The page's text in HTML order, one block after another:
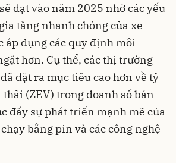
đạt vào năm 2025 nhờ các yếu
tăng nhanh chóng của xe
áp dụng các quy định môi
hơn. Cụ thể, các thị trường
đặt ra mục tiêu cao hơn về tỷ
(ZEV) trong doanh số bán
đẩy sự phát triển mạnh mẽ của
bằng pin và các công nghệ